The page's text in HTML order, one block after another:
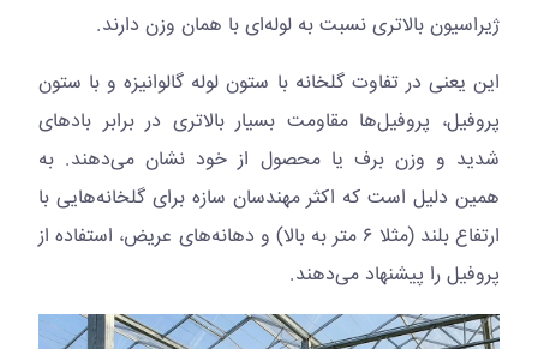
ژیراسیون بالاتری نسبت به لوله‌ای با همان وزن دارند.
این یعنی در تفاوت گلخانه با ستون لوله گالوانیزه و با ستون
پروفیل، پروفیل‌ها مقاومت بسیار بالاتری در برابر بادهای
شدید و وزن برف یا محصول از خود نشان می‌دهند. به
همین دلیل است که اکثر مهندسان سازه برای گلخانه‌هایی با
ارتفاع بلند (مثلا ۶ متر به بالا) و دهانه‌های عریض، استفاده از
پروفیل را پیشنهاد می‌دهند.